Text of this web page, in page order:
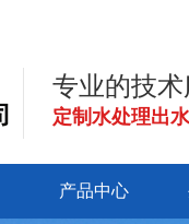
专业的技
定制水处理出
产品中心